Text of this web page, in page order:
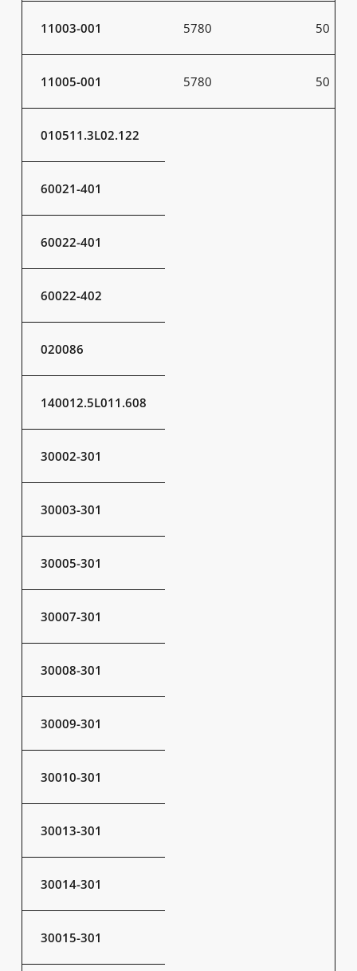
11003-001 5780 50
11005-001 5780 50
010511.3L02.122
60021-401
60022-401
60022-402
020086
140012.5L011.608
30002-301
30003-301
30005-301
30007-301
30008-301
30009-301
30010-301
30013-301
30014-301
30015-301